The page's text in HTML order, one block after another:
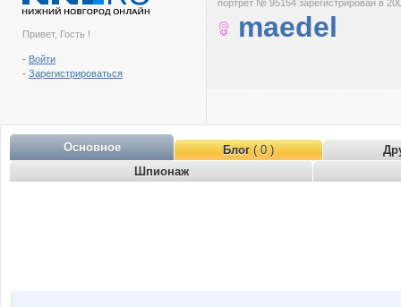
Привет, Гость !
- Войти
- Зарегистрироваться
портрет № 95154 зарегистрирован в
maedel
Основное Блог( 0 )
Шпионаж